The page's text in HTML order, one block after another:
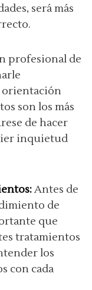
será más
profesional de
orientación
son los más
de hacer
inquietud
Antes de
de
que
tratamientos
los
con cada